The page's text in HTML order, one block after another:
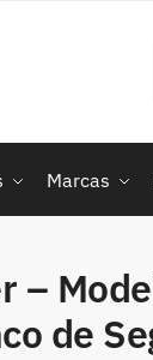
Marcas
–
de